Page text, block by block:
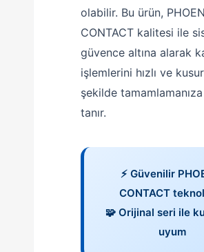
olabilir. Bu ürün,
CONTACT kalitesi ile
güvence altına alarak
işlemlerini hızlı ve
şekilde
tanır.
⚡ Güvenilir
CONTACT
🧩 Orijinal seri ile
uyum